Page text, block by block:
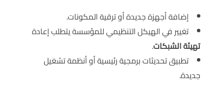
إضافة أجهزة جديدة أو ترقية المكونات.
تغيير في الهيكل التنظيمي للمؤسسة يتطلب إعادة
تهيئة الشبكات.
تطبيق تحديثات برمجية رئيسية أو أنظمة تشغيل
جديدة.